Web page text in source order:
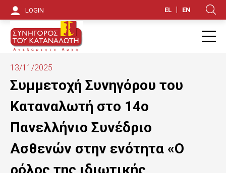
LOGIN EL EN
13/11/2025
Συμμετοχή Συνηγόρου του
Καταναλωτή στο 14ο
Πανελλήνιο Συνέδριο
Ασθενών στην ενότητα «Ο